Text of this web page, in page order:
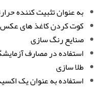
به عنوان تثبیت کننده
کوت کردن کاغذ های عکس
صنایع رنگ سازی
استفاده در مصارف
طلا سازی
استفاده به عنوان یک